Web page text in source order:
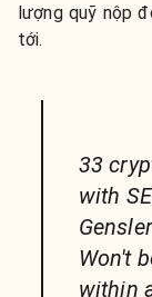
lượng quỹ nộp
tới.
33
with
Won't
within